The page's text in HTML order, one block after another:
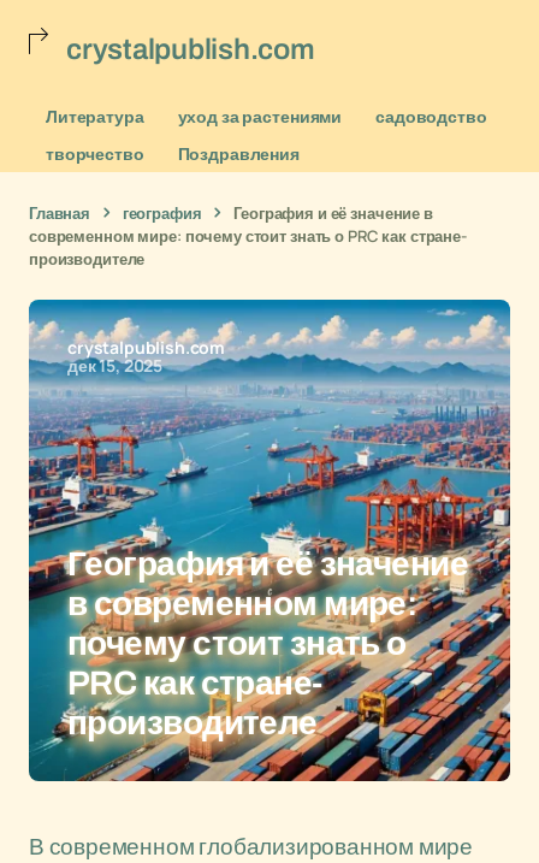
crystalpublish.com
Литература уход за растениями
садоводство
творчество
Поздравления
Главная география
География и её значение в
современном мире: почему стоит знать о PRC как стране-
производителе
crystalpublish.com
дек 15, 2025
География и её значение
в современном мире:
почему стоит знать о
PRC как стране-
производителе
В современном глобализированном мире